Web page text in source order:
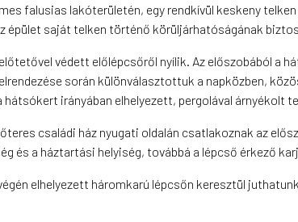
falusias lakóterületén, egy rendkívül keskeny
épület saját telken történő körüljárhatóságának
védett előlépcsőről nyílik. Az előszobából
során különválasztottuk a napközben,
hátsókert irányában elhelyezett, pergolával árnyékolt
családi ház nyugati oldalán csatlakoznak az
és a háztartási helyiség, továbbá a lépcső érkező
elhelyezett háromkarú lépcsőn keresztül